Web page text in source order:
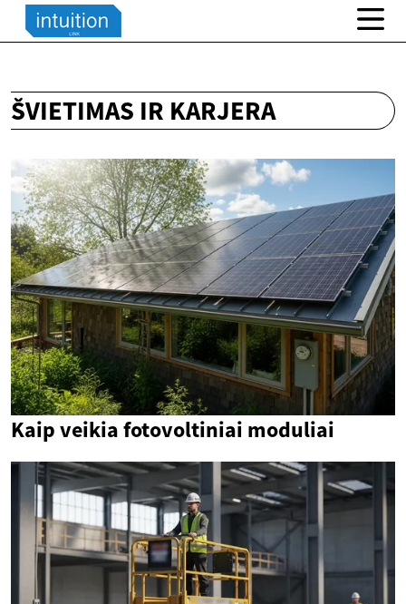
ŠVIETIMAS IR KARJERA
Kaip veikia fotovoltiniai moduliai